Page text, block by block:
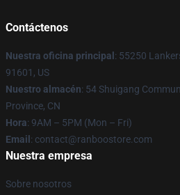
Contáctenos
Nuestra oficina principal : 55250
91601, US
Nuestro almacén: 54 Shuigang
Province, CN
Hora: 9AM – 5PM (Mon – Fri)
Email : contact@ranboostore.com
Nuestra empresa
Sobre nosotros